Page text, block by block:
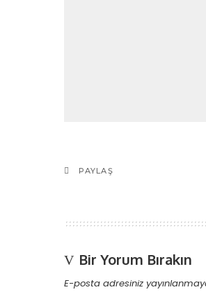
PAYLAŞ
Bir Yorum Bırakın
E-posta adresiniz